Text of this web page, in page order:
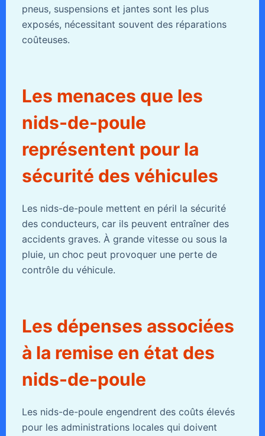
pneus, suspensions et jantes sont les plus
exposés, nécessitant souvent des réparations
coûteuses.
Les menaces que les
nids-de-poule
représentent pour la
sécurité des véhicules
Les nids-de-poule mettent en péril la sécurité
des conducteurs, car ils peuvent entraîner des
accidents graves. À grande vitesse ou sous la
pluie, un choc peut provoquer une perte de
contrôle du véhicule.
Les dépenses associées
à la remise en état des
nids-de-poule
Les nids-de-poule engendrent des coûts élevés
pour les administrations locales qui doivent